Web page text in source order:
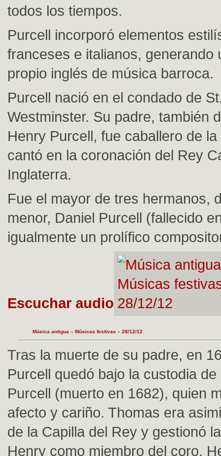
todos los tiempos.
Purcell incorporó elementos
franceses e italianos, generando
propio inglés de música barroca.
Purcell nació en el condado de
Westminster. Su padre, también
Henry Purcell, fue caballero de
cantó en la coronación del Rey
Inglaterra.
Fue el mayor de tres hermanos,
menor, Daniel Purcell (fallecido
igualmente un prolífico
Escuchar audio
Música antigua – Músicas festivas – 28/12/12
Tras la muerte de su padre, en
Purcell quedó bajo la custodia
Purcell (muerto en 1682), quien
afecto y cariño. Thomas era
de la Capilla del Rey y gestionó
Henry como miembro del coro.